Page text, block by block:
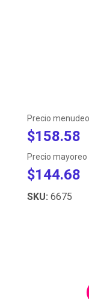
Precio
$158.58
Precio
$144.68
SKU: 6675